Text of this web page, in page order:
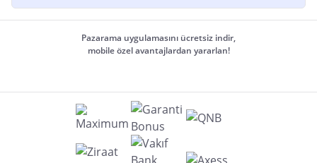
Pazarama uygulamasını ücretsiz indir,
mobile özel avantajlardan yararlan!